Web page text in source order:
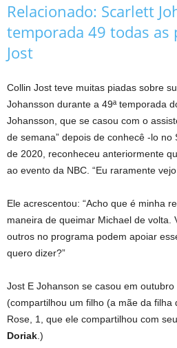
Relacionado: Scarlett
temporada 49 todas as
Jost
Collin Jost teve muitas piadas sobre
Johansson durante a 49ª temporada
Johansson, que se casou com o
de semana” depois de conhecê -lo
de 2020, reconheceu anteriormente
ao evento da NBC. “Eu raramente
Ele acrescentou: “Acho que é minha
maneira de queimar Michael de volta.
outros no programa podem apoiar
quero dizer?”
Jost E Johanson se casou em
(compartilhou um filho (a mãe da filha
Rose, 1, que ele compartilhou com
Doriak.)